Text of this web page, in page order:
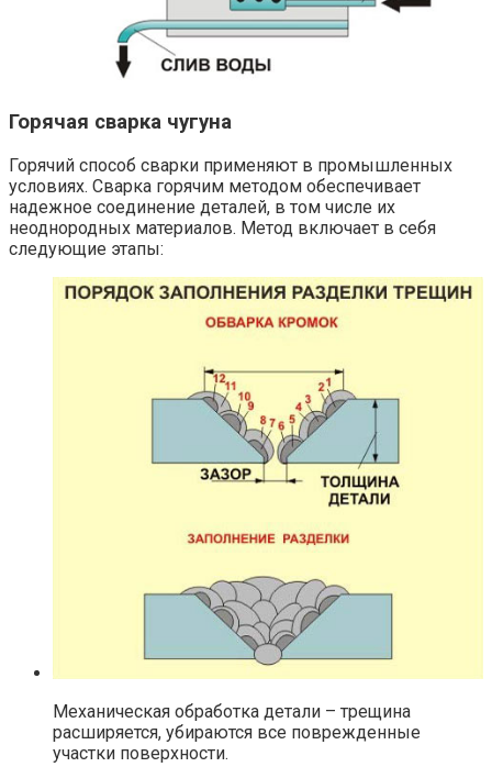
Горячая сварка чугуна
Горячий способ сварки применяют в промышленных
условиях. Сварка горячим методом обеспечивает
надежное соединение деталей, в том числе их
неоднородных материалов. Метод включает в себя
следующие этапы:
Механическая обработка детали – трещина
расширяется, убираются все поврежденные
участки поверхности.